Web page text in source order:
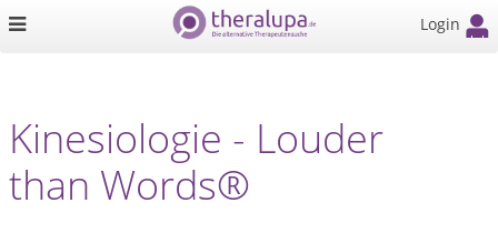
Login
Kinesiologie - Louder
than Words®